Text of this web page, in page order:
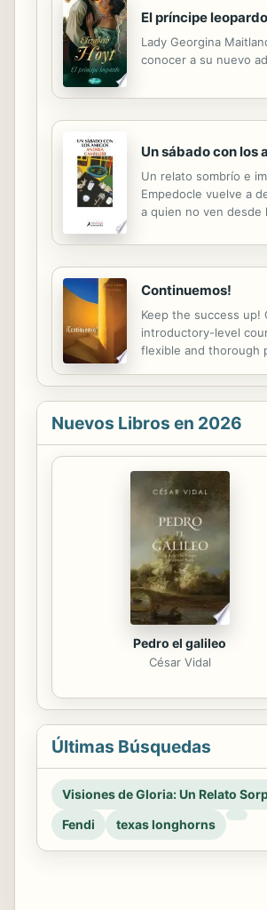
El príncipe leopardo
Lady Georgina
conocer a su nuevo
Un sábado con los
Un relato sombrío e
Empedocle vuelve a
a quien no ven desde
Continuemos!
Keep the success up!
introductory-level
flexible and thorough
Nuevos Libros en 2026
Pedro el galileo
César Vidal
Últimas Búsquedas
Visiones de Gloria: Un Relato
Fendi
texas longhorns